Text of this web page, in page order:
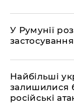
У Румунії
Найбільші
залишилися
російські